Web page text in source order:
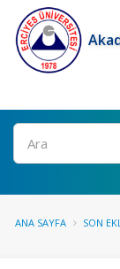
Ara
ANA SAYFA SON